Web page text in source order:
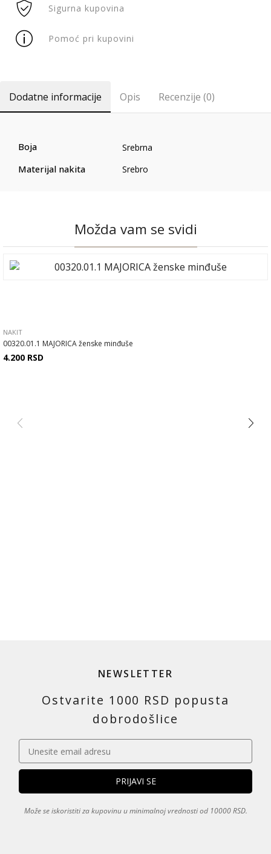
Sigurna kupovina
Pomoć pri kupovini
Dodatne informacije Opis Recenzije (0)
Boja Srebrna
Materijal nakita Srebro
Možda vam se svidi
NAKIT
00320.01.1 MAJORICA ženske minđuše
4.200 RSD
NEWSLETTER
Ostvarite 1000 RSD popusta
dobrodošlice
Može se iskoristiti za kupovinu u minimalnoj vrednosti od 10000 RSD.